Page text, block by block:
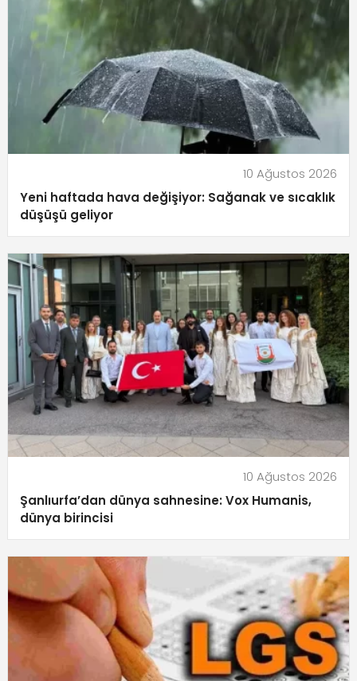
10 Ağustos 2026
Yeni haftada hava değişiyor: Sağanak ve sıcaklık
düşüşü geliyor
10 Ağustos 2026
Şanlıurfa’dan dünya sahnesine: Vox Humanis,
dünya birincisi